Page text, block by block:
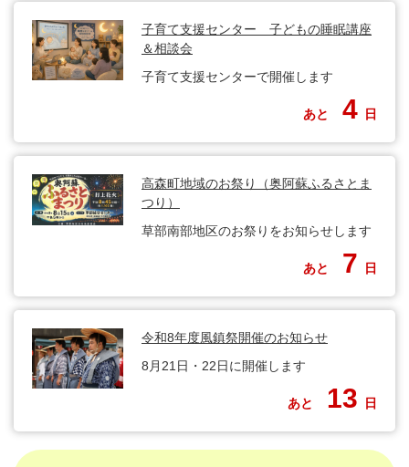
子育て支援センター 子どもの睡眠講座
＆相談会
子育て支援センターで開催します
あと 4 日
高森町地域のお祭り（奥阿蘇ふるさとま
つり）
草部南部地区のお祭りをお知らせします
あと 7 日
令和8年度風鎮祭開催のお知らせ
8月21日・22日に開催します
あと 13 日